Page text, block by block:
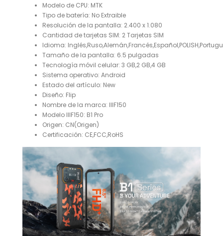
Modelo de CPU: MTK
Tipo de batería: No Extraible
Resolución de la pantalla: 2.400 x 1.080
Cantidad de tarjetas SIM: 2 Tarjetas SIM
Idioma:
Tamaño de la pantalla: 6.5 pulgadas
Tecnología móvil celular: 3 GB,2 GB,4 GB
Sistema operativo: Android
Estado del artículo: New
Diseño: Flip
Nombre de la marca: IIIF150
Modelo IIIF150: B1 Pro
Origen: CN(Origen)
Certificación: CE,FCC,RoHS